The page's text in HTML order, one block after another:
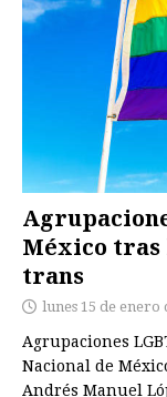
México
trans
lunes 15 de enero
Agrupaciones
Nacional de
Andrés Manuel